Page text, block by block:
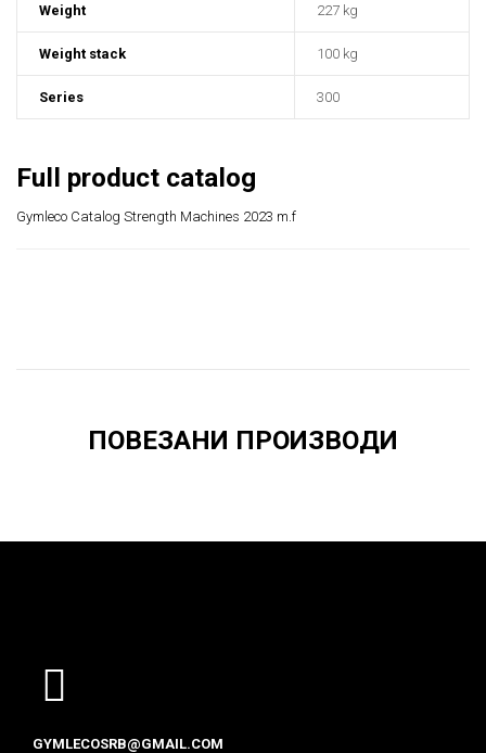
Weight 227 kg
Weight stack 100 kg
Series 300
Full product catalog
Gymleco Catalog Strength Machines 2023 m.f
ПОВЕЗАНИ ПРОИЗВОДИ
GYMLECOSRB@GMAIL.COM